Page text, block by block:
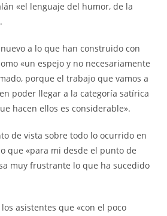
«el lenguaje del humor, de la
a lo que han construido con
«un espejo y no necesariamente
porque el trabajo que vamos a
poder llegar a la categoría satírica
hacen ellos es considerable».
de vista sobre todo lo ocurrido en
que «para mi desde el punto de
muy frustrante lo que ha sucedido
asistentes que «con el poco